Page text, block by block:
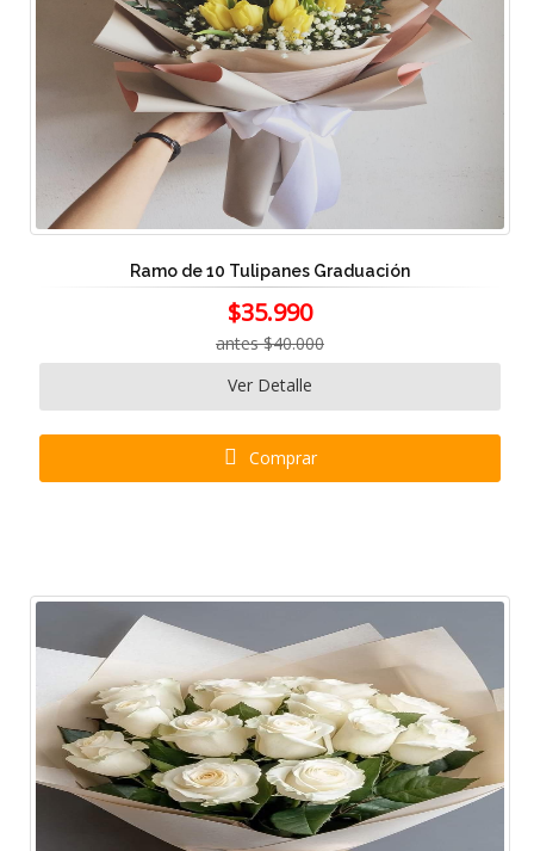
Ramo de 10 Tulipanes Graduación
$35.990
antes $40.000
Ver Detalle
Comprar